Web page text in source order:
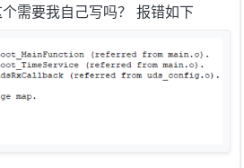
需要我自己写吗？ 报错如下